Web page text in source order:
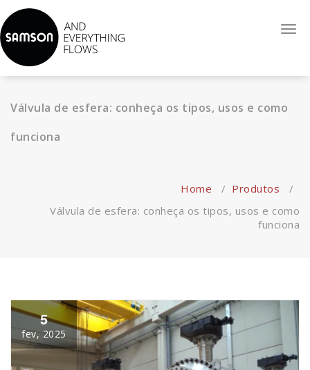
Reconhecida internacionalmente como sinônimo de alta-
qualidade de serviço, espirito empreendedor e uma força
inovadora. Atuando com Válvulas Globo de Controle, Válvulas
Auto-operadas, Sistemas de Controle e Automatização.
Válvula de esfera: conheça os tipos, usos e como
funciona
Home / Produtos /
Válvula de esfera: conheça os tipos, usos e como
funciona
5
fev, 2025